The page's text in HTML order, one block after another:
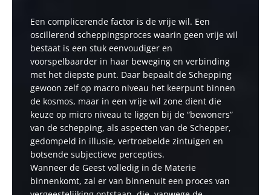
Een complicerende factor is de vrije wil. Een
oscillerend scheppingsproces waarin geen vrije wil
bestaat is een stuk eenvoudiger en
voorspelbaarder in haar beweging en verbinding
met het diepste punt. Daar bepaalt de Schepping
gewoon zelf op macro niveau het keerpunt binnen
de kosmos, maar in een vrije wil zone dient die
keuze op micro niveau te liggen bij de “bewoners”
van de schepping, als aspecten van de Schepper,
gedompeld in illusie, vertroebelde zintuigen en
botsende subjectieve percepties.
Wanneer de Geest volledig in de Materie
binnenkomt, zal er van binnenuit een proces van